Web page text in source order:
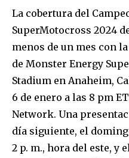
La cobertura del
SuperMotocross 2024
menos de un mes con
de Monster Energy
Stadium en Anaheim,
6 de enero a las 8 pm
Network. Una
día siguiente, el
2 p. m., hora del este, y